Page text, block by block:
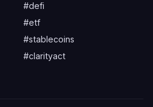
#defi
#etf
#stablecoins
#clarityact